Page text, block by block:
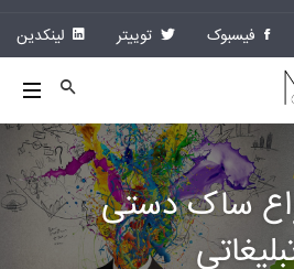
فیسبوک
توییتر لینکدین
ساک دستی